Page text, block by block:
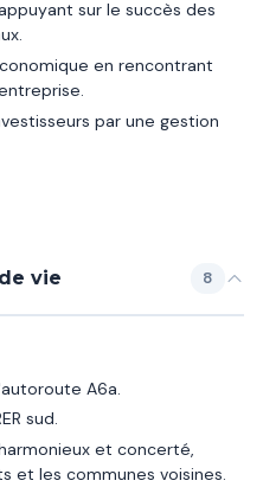
sur le succès des
en rencontrant
par une gestion
vie 8
A6a.
sud.
et concerté,
et les communes voisines.